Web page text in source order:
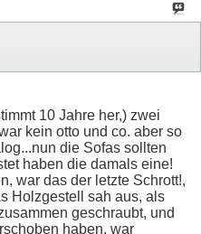
10 Jahre her,) zwei
kein otto und co. aber so
die Sofas sollten
haben die damals eine!
war das der letzte Schrott!,
Holzgestell sah aus, als
geschraubt, und
haben, war